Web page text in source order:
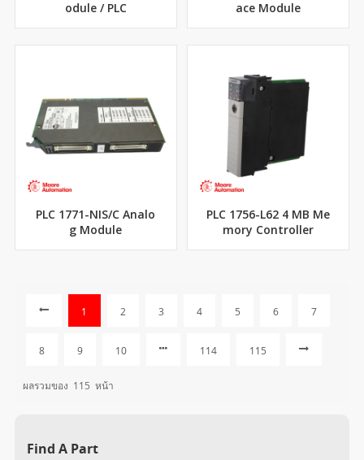
odule / PLC
ace Module
PLC 1771-NIS/C Analo
g Module
PLC 1756-L62 4 MB Me
mory Controller
1 2 3 4 5 6 7
8 9 10 114 115
ผลรวมของ 115 หน้า
Find A Part